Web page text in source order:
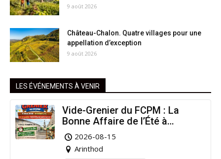
9 août 2026
Château-Chalon. Quatre villages pour une
appellation d’exception
9 août 2026
LES ÉVÉNEMENTS À VENIR
Vide-Grenier du FCPM : La
Bonne Affaire de l’Été à
Arinthod !
2026-08-15
Arinthod